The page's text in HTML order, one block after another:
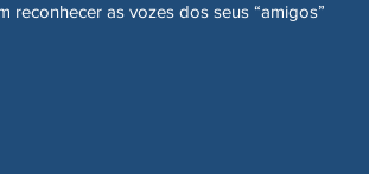
reconhecer as vozes dos seus “amigos”